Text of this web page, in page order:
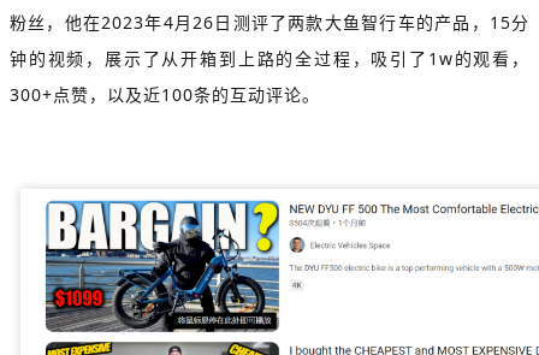
粉丝，他在2023年4月26日测评了两款大鱼智行车的产品，15分
钟的视频，展示了从开箱到上路的全过程，吸引了1w的观看，
300+点赞，以及近100条的互动评论。